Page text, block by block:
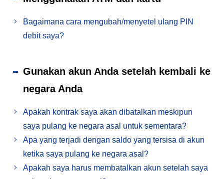
Bagaimana cara mengubah/menyetel ulang PIN
debit saya?
Gunakan akun Anda setelah kembali ke
negara Anda
Apakah kontrak saya akan dibatalkan meskipun
saya pulang ke negara asal untuk sementara?
Apa yang terjadi dengan saldo yang tersisa di akun
ketika saya pulang ke negara asal?
Apakah saya harus membatalkan akun setelah saya